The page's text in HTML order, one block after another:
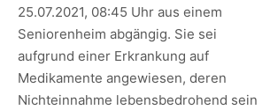
25.07.2021, 08:45 Uhr aus einem
Seniorenheim abgängig. Sie sei
aufgrund einer Erkrankung auf
Medikamente angewiesen, deren
Nichteinnahme lebensbedrohend sein